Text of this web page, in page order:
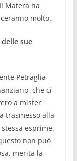
Matera ha
molto.
delle sue
Petraglia
che ci
a mister
trasmesso alla
esprime.
non può
merita la